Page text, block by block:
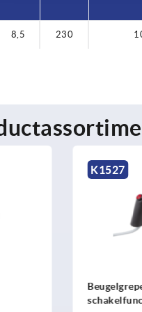
8,5 230
K0491